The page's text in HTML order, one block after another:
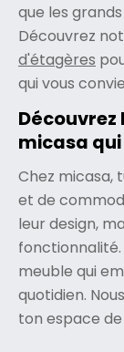
que les
Découvrez
d'étagères
qui vous
micasa
Chez micasa,
et de
leur design,
meuble qui
quotidien.
ton espace